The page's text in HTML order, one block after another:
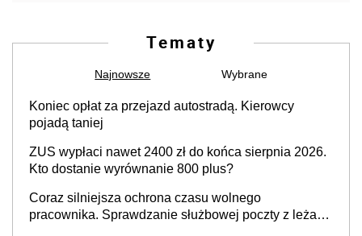
Tematy
Najnowsze Wybrane
Koniec opłat za przejazd autostradą. Kierowcy
pojadą taniej
ZUS wypłaci nawet 2400 zł do końca sierpnia 2026.
Kto dostanie wyrównanie 800 plus?
Coraz silniejsza ochrona czasu wolnego
pracownika. Sprawdzanie służbowej poczty z leżaka